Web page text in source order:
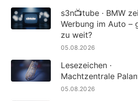
s3n📺tube · BMW
Werbung im Auto –
zu weit?
05.08.2026
Lesezeichen ·
Machtzentrale
05.08.2026